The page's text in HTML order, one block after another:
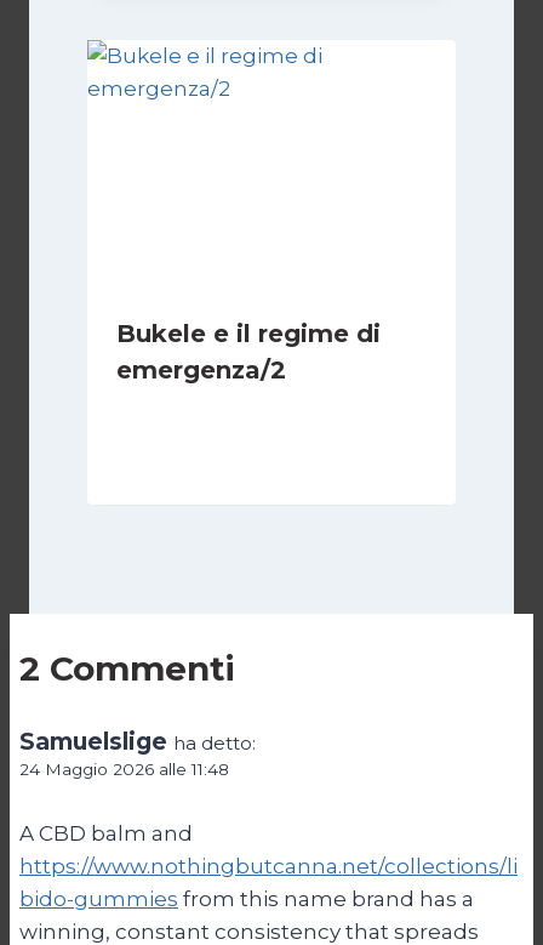
Bukele e il regime di
emergenza/2
2 Commenti
Samuelslige ha detto:
24 Maggio 2026 alle 11:48
A CBD balm and
https://www.nothingbutcanna.net/collections/li
bido-gummies from this name brand has a
winning, constant consistency that spreads